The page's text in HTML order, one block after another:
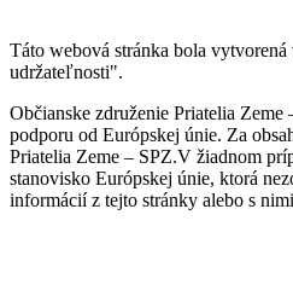
Táto webová stránka bola
udržateľnosti".
Občianske združenie Priatelia
podporu od Európskej únie. Za
Priatelia Zeme – SPZ.V žiadnom
stanovisko Európskej únie, ktorá
informácií z tejto stránky alebo s